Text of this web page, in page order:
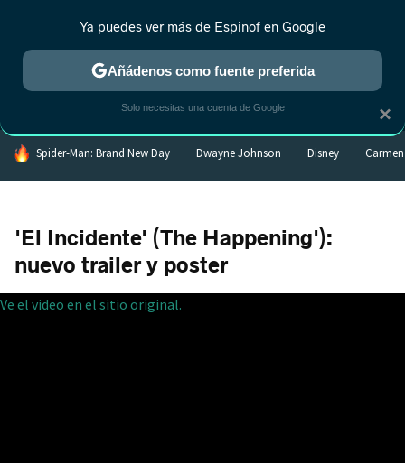
MENÚ NUEVO
ESTRENOS REALITY ANIME RANKINGS CINE
HOY SE HABLA DE
Spider-Man: Brand New Day Dwayne Johnson Disney
'El Incidente' (The Happening'):
nuevo trailer y poster
Ve el video en el sitio original.
×
Ya puedes ver más de Espinof en Google
Añádenos como fuente preferida
Solo necesitas una cuenta de Google